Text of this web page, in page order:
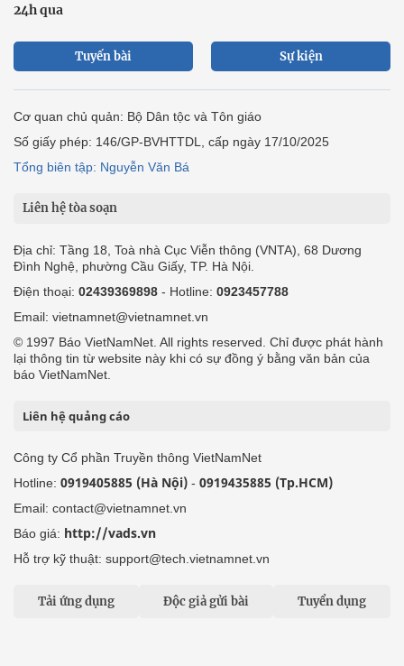
24h qua
Tuyến bài Sự kiện
Cơ quan chủ quản: Bộ Dân tộc và Tôn giáo
Số giấy phép: 146/GP-BVHTTDL, cấp ngày 17/10/2025
Tổng biên tập: Nguyễn Văn Bá
Liên hệ tòa soạn
Địa chỉ: Tầng 18, Toà nhà Cục Viễn thông (VNTA), 68 Dương
Đình Nghệ, phường Cầu Giấy, TP. Hà Nội.
Điện thoại: 02439369898 - Hotline: 0923457788
Email: vietnamnet@vietnamnet.vn
© 1997 Báo VietNamNet. All rights reserved. Chỉ được phát hành
lại thông tin từ website này khi có sự đồng ý bằng văn bản của
báo VietNamNet.
Liên hệ quảng cáo
Công ty Cổ phần Truyền thông VietNamNet
Hotline: 0919405885 (Hà Nội) - 0919435885 (Tp.HCM)
Email: contact@vietnamnet.vn
Báo giá: http://vads.vn
Hỗ trợ kỹ thuật: support@tech.vietnamnet.vn
Tải ứng dụng Độc giả gửi bài Tuyển dụng